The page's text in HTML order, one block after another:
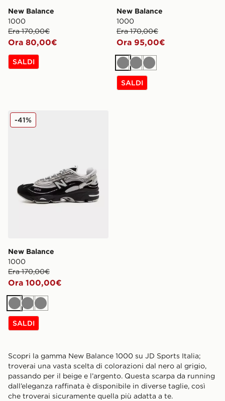
New Balance
1000
Era 170,00€
Ora 80,00€
SALDI
New Balance
1000
Era 170,00€
Ora 95,00€
GrigioGrigioGrigio
SALDI
New Balance 1000
New Balance
1000
Era 170,00€
Ora 100,00€
-41%
GrigioGrigioGrigio
SALDI
Scopri la gamma New Balance 1000 su JD Sports Italia;
troverai una vasta scelta di colorazioni dal nero al grigio,
passando per il beige e l’argento. Questa scarpa da running
dall’eleganza raffinata è disponibile in diverse taglie, così
che troverai sicuramente quella più adatta a te.